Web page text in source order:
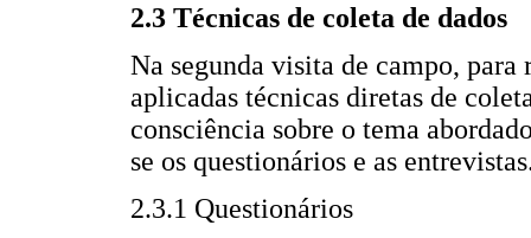
2.3 Técnicas de coleta de dados
Na segunda visita de campo,
aplicadas técnicas diretas de
consciência sobre o tema
se os questionários e as
2.3.1 Questionários